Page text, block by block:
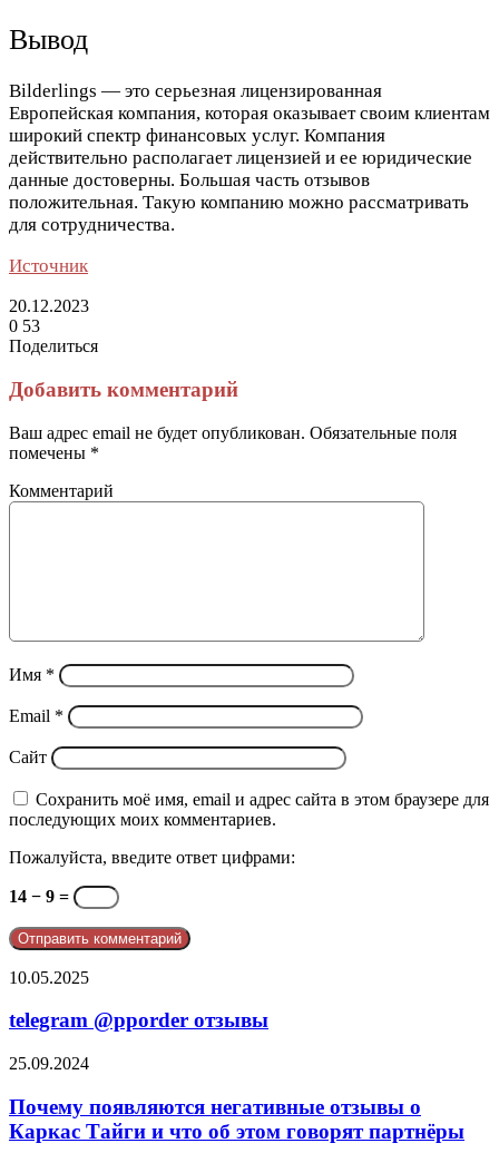
Вывод
Bilderlings — это серьезная лицензированная
Европейская компания, которая оказывает своим клиентам
широкий спектр финансовых услуг. Компания
действительно располагает лицензией и ее юридические
данные достоверны. Большая часть отзывов
положительная. Такую компанию можно рассматривать
для сотрудничества.
Источник
20.12.2023
0 53
Поделиться
через
электронную
почту
Добавить комментарий
Ваш адрес email не будет опубликован. Обязательные поля
помечены *
Комментарий
Имя *
Email *
Сайт
Сохранить моё имя, email и адрес сайта в этом браузере для
последующих моих комментариев.
Пожалуйста, введите ответ цифрами:
14 − 9 =
telegram
отзывы
10.05.2025
telegram @pporder отзывы
Почему
негативные
отзывы
о
25.09.2024
Почему появляются негативные отзывы о
Каркас Тайги и что об этом говорят партнёры